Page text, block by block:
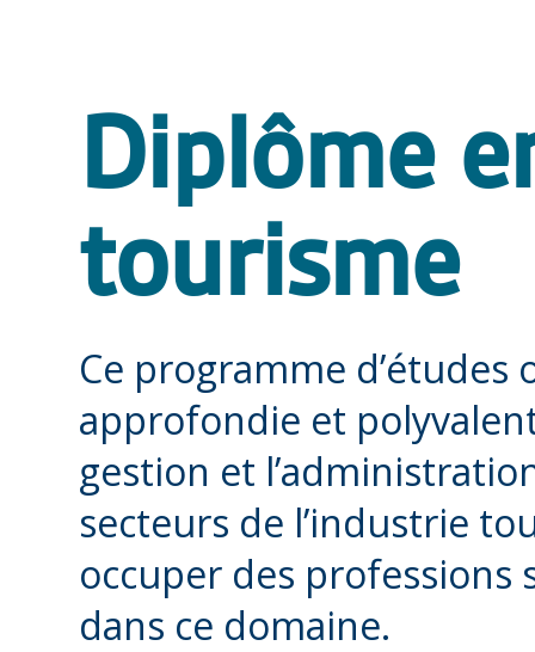
Diplôme
tourisme
Ce programme
approfondie et
gestion et
secteurs de l’industrie
occuper des
dans ce domaine.